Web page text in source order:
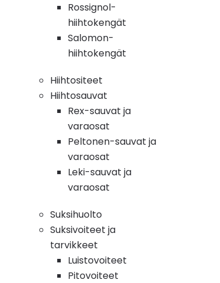
Rossignol-
hiihtokengät
Salomon-
hiihtokengät
Hiihtositeet
Hiihtosauvat
Rex-sauvat ja
varaosat
Peltonen-sauvat ja
varaosat
Leki-sauvat ja
varaosat
Suksihuolto
Suksivoiteet ja
tarvikkeet
Luistovoiteet
Pitovoiteet